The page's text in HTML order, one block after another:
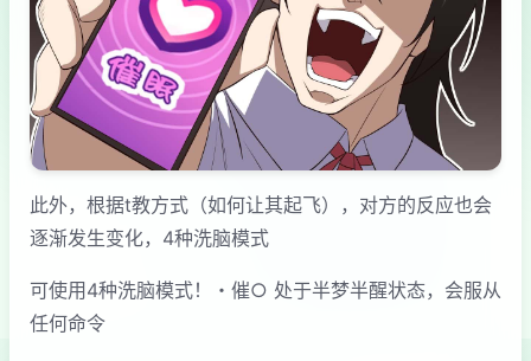
此外，根据t教方式（如何让其起飞），对方的反应也会
逐渐发生变化，4种洗脑模式
可使用4种洗脑模式！・催○ 处于半梦半醒状态，会服从
任何命令